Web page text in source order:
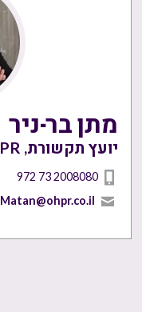
מתן בר-ניר
יועץ תקשורת, OH! PR
972 73 2008080
Matan@ohpr.co.il